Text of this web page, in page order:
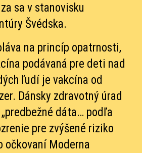
sa v stanovisku
Švédska.
na princíp opatrnosti,
podávaná pre deti nad
ľudí je vakcína od
Dánsky zdravotný úrad
dáta… podľa
pre zvýšené riziko
očkovaní Moderna